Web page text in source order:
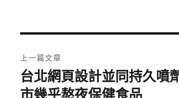
章
上一篇文章
上
一
台北網頁設計並同持久噴
市幾乎熬夜保健食品